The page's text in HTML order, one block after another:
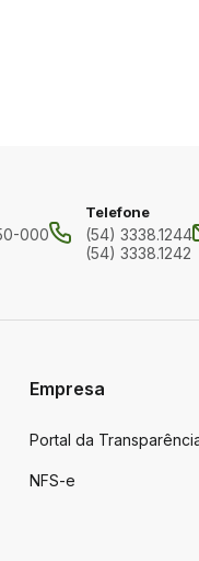
000
Telefone
(54) 3338.1244
(54) 3338.1242
Empresa
Portal da
NFS-e